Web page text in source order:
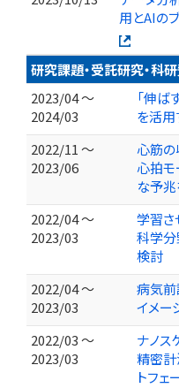
用とAIの
研究課題・受託研究・科
2023/04 ～
2024/03
「伸ば
を活
2022/11 ～
2023/06
心筋の
心拍
な予
2022/04 ～
2023/03
学習さ
科学分
検討
2022/04 ～
2023/03
病気前
イメー
2022/03 ～
2023/03
ナノス
精密計
トフェ